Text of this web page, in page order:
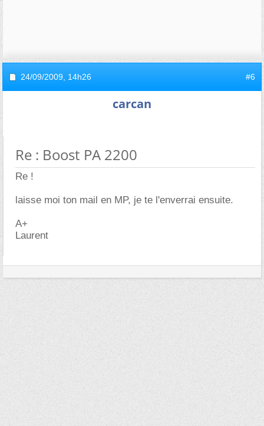
24/09/2009, 14h26 #6
carcan
Re : Boost PA 2200
Re !
laisse moi ton mail en MP, je te l'enverrai ensuite.
A+
Laurent